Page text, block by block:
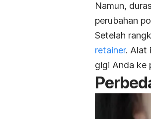
Namun,
perubahan
Setelah
retainer. Alat
gigi Anda ke